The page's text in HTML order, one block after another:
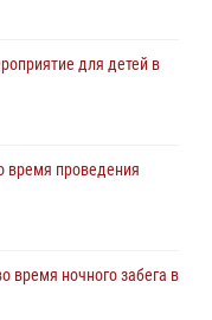
неделю совершили
время массового
для детей в
время проведения
время ночного забега в